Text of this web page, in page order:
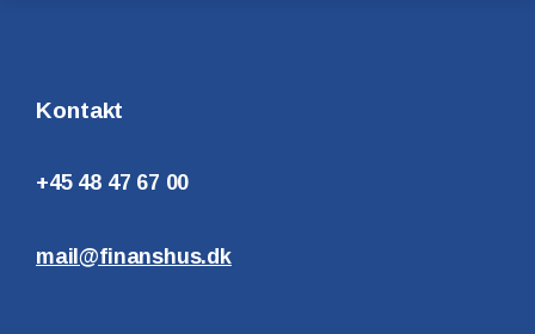
Kontakt
+45 48 47 67 00
mail@finanshus.dk